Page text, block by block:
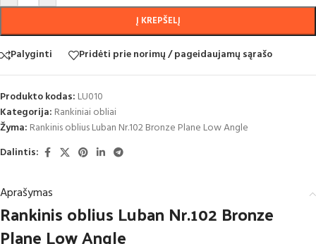
Į KREPŠELĮ
Palyginti Pridėti prie norimų / pageidaujamų sąrašo
Produkto kodas: LU010
Kategorija: Rankiniai obliai
Žyma: Rankinis oblius Luban Nr.102 Bronze Plane Low Angle
Dalintis:
Aprašymas
Rankinis oblius Luban Nr.102 Bronze
Plane Low Angle